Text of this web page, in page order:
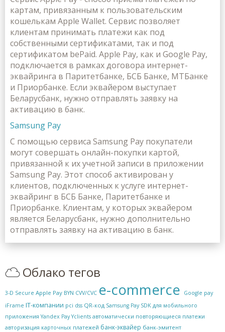
картам, привязанным к пользовательским
кошелькам Apple Wallet. Сервис позволяет
клиентам принимать платежи как под
собственными сертификатами, так и под
сертификатом bePaid. Apple Pay, как и Google Pay,
подключается в рамках договора интернет-
эквайринга в Паритетбанке, БСБ Банке, МТБанке
и Приорбанке. Если эквайером выступает
Беларусбанк, нужно отправлять заявку на
активацию в банк.
Samsung Pay
С помощью сервиса Samsung Pay покупатели
могут совершать онлайн-покупки картой,
привязанной к их учетной записи в приложении
Samsung Pay. Этот способ активирован у
клиентов, подключенных к услуге интернет-
эквайринг в БСБ Банке, Паритетбанке и
Приорбанке. Клиентам, у которых эквайером
является Беларусбанк, нужно дополнительно
отправлять заявку на активацию в банк.
Облако тегов
3-D Secure Apple Pay BYN CVV/CVC e-commerce
Google pay
iFrame IT-компании pci dss QR-код Samsung Pay SDK для мобильного
приложения Yandex Pay Yclients автоматически повторяющиеся платежи
авторизация карточных платежей банк-эквайер банк-эмитент